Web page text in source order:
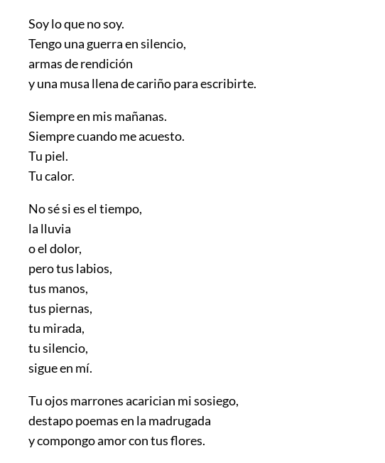
Soy lo que no soy.
Tengo una guerra en silencio,
armas de rendición
y una musa llena de cariño para escribirte.
Siempre en mis mañanas.
Siempre cuando me acuesto.
Tu piel.
Tu calor.
No sé si es el tiempo,
la lluvia
o el dolor,
pero tus labios,
tus manos,
tus piernas,
tu mirada,
tu silencio,
sigue en mí.
Tu ojos marrones acarician mi sosiego,
destapo poemas en la madrugada
y compongo amor con tus flores.